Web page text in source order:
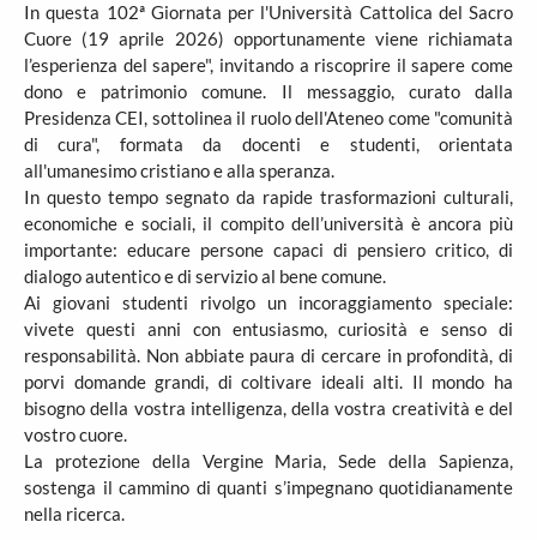
In questa 102ª Giornata per l'Università Cattolica del Sacro
Cuore (19 aprile 2026) opportunamente viene richiamata
l’esperienza del sapere", invitando a riscoprire il sapere come
dono e patrimonio comune. Il messaggio, curato dalla
Presidenza CEI, sottolinea il ruolo dell'Ateneo come "comunità
di cura", formata da docenti e studenti, orientata
all'umanesimo cristiano e alla speranza.
In questo tempo segnato da rapide trasformazioni culturali,
economiche e sociali, il compito dell’università è ancora più
importante: educare persone capaci di pensiero critico, di
dialogo autentico e di servizio al bene comune.
Ai giovani studenti rivolgo un incoraggiamento speciale:
vivete questi anni con entusiasmo, curiosità e senso di
responsabilità. Non abbiate paura di cercare in profondità, di
porvi domande grandi, di coltivare ideali alti. Il mondo ha
bisogno della vostra intelligenza, della vostra creatività e del
vostro cuore.
La protezione della Vergine Maria, Sede della Sapienza,
sostenga il cammino di quanti s’impegnano quotidianamente
nella ricerca.